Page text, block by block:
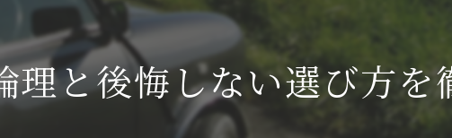
理と後悔しない選び方を